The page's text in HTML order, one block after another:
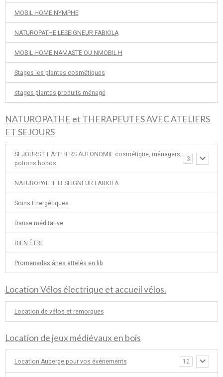
MOBIL HOME NYMPHE
NATUROPATHE LESEIGNEUR FABIOLA
MOBIL HOME NAMASTE OU NMOBIL H
Stages les plantes cosmétiques
stages plantes produits ménagé
NATUROPATHE et THERAPEUTES AVEC ATELIERS
ET SEJOURS
SEJOURS ET ATELIERS AUTONOMIE cosmétique, ménagers,
potions bobos
NATUROPATHE LESEIGNEUR FABIOLA
Soins Energétiques
Danse méditative
BIEN ÊTRE
Promenades ânes attelés en lib
Location Vélos électrique et accueil vélos.
Location de vélos et remorques
Location de jeux médiévaux en bois
Location Auberge pour vos événements 12